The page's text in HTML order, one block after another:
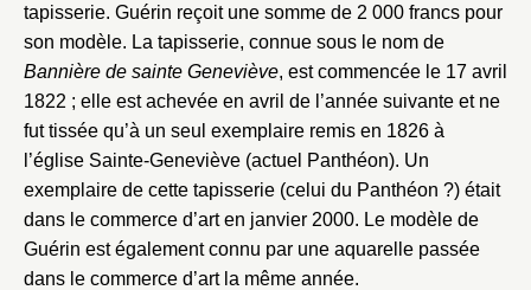
tapisserie. Guérin reçoit une somme de 2 000 francs pour
son modèle. La tapisserie, connue sous le nom de
Bannière de sainte Geneviève, est commencée le 17 avril
1822 ; elle est achevée en avril de l’année suivante et ne
fut tissée qu’à un seul exemplaire remis en 1826 à
l’église Sainte-Geneviève (actuel Panthéon). Un
exemplaire de cette tapisserie (celui du Panthéon ?) était
dans le commerce d’art en janvier 2000. Le modèle de
Guérin est également connu par une aquarelle passée
dans le commerce d’art la même année.